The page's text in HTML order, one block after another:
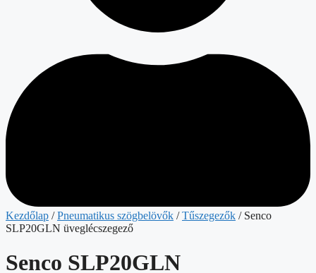
Kezdőlap /Pneumatikus szögbelövők /Tűszegezők / Senco
SLP20GLN üveglécszegező
Senco SLP20GLN